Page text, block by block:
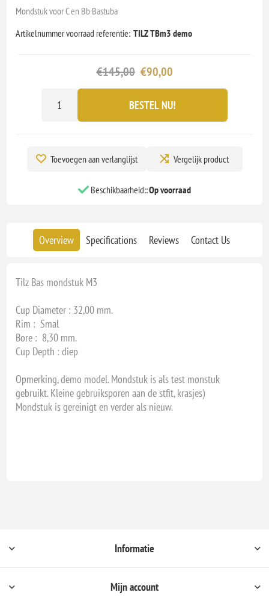
Mondstuk voor C en Bb Bastuba
Artikelnummer voorraad referentie: TILZ TBm3 demo
€145,00 €90,00
BESTEL NU!
Toevoegen aan verlanglijst Vergelijk product
Beschikbaarheid::Op voorraad
Overview Specifications Reviews Contact Us
Tilz Bas mondstuk M3
Cup Diameter : 32,00 mm.
Rim : Smal
Bore : 8,30 mm.
Cup Depth : diep
Opmerking, demo model. Mondstuk is als test monstuk
gebruikt. Kleine gebruiksporen aan de stfit, krasjes)
Mondstuk is gereinigt en verder als nieuw.
Informatie
Mijn account